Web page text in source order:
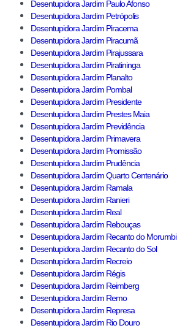
Desentupidora Jardim Paulo Afonso
Desentupidora Jardim Petrópolis
Desentupidora Jardim Piracema
Desentupidora Jardim Piracumã
Desentupidora Jardim Pirajussara
Desentupidora Jardim Piratininga
Desentupidora Jardim Planalto
Desentupidora Jardim Pombal
Desentupidora Jardim Presidente
Desentupidora Jardim Prestes Maia
Desentupidora Jardim Previdência
Desentupidora Jardim Primavera
Desentupidora Jardim Promissão
Desentupidora Jardim Prudência
Desentupidora Jardim Quarto Centenário
Desentupidora Jardim Ramala
Desentupidora Jardim Ranieri
Desentupidora Jardim Real
Desentupidora Jardim Rebouças
Desentupidora Jardim Recanto do Morumbi
Desentupidora Jardim Recanto do Sol
Desentupidora Jardim Recreio
Desentupidora Jardim Régis
Desentupidora Jardim Reimberg
Desentupidora Jardim Remo
Desentupidora Jardim Represa
Desentupidora Jardim Rio Douro